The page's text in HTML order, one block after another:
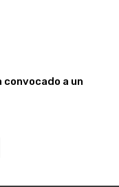
convocado a un